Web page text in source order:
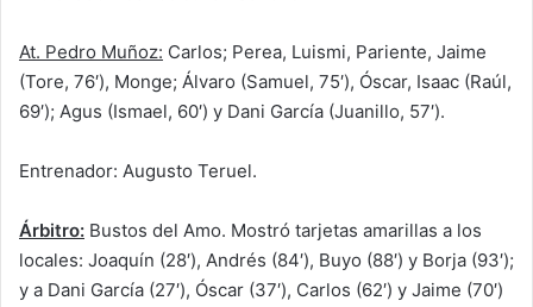
At. Pedro Muñoz: Carlos; Perea, Luismi, Pariente, Jaime
(Tore, 76′), Monge; Álvaro (Samuel, 75′), Óscar, Isaac (Raúl,
69′); Agus (Ismael, 60′) y Dani García (Juanillo, 57′).
Entrenador: Augusto Teruel.
Árbitro: Bustos del Amo. Mostró tarjetas amarillas a los
locales: Joaquín (28′), Andrés (84′), Buyo (88′) y Borja (93′);
y a Dani García (27′), Óscar (37′), Carlos (62′) y Jaime (70′)